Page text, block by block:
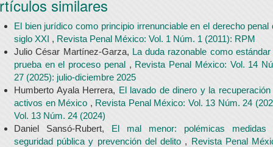
similares
El bien jurídico como principio irrenunciable en el derecho penal
siglo XXI , Revista Penal México: Vol. 1 Núm. 1 (2011): RPM
Julio César Martínez-Garza, La duda razonable como estándar
prueba en el proceso penal , Revista Penal México: Vol. 14
27 (2025): julio-diciembre 2025
Humberto Ayala Herrera, El lavado de dinero y la recuperación
activos en México , Revista Penal México: Vol. 13 Núm. 24
Vol. 13 Núm. 24 (2024)
Daniel Sansó-Rubert, El mal menor: polémicas medidas
seguridad pública y prevención del delito , Revista Penal